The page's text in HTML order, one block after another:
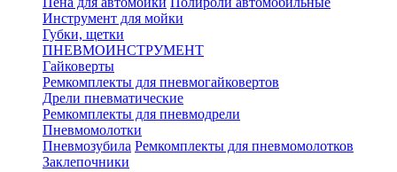
Инструмент для мойки
Губки, щетки
ПНЕВМОИНСТРУМЕНТ
Гайковерты
Ремкомплекты для пневмогайковертов
Дрели пневматические
Ремкомплекты для пневмодрели
Пневмомолотки
Пневмозубила Ремкомплекты для пневмомолотков
Заклепочники